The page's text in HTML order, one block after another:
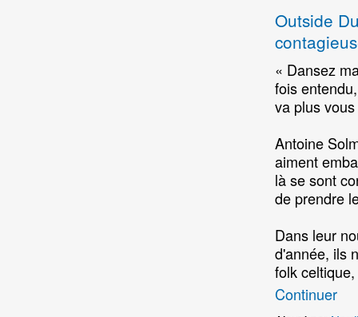
Outside
« Dansez
fois
va plus
Antoine
aiment
là se sont
de prendre
Dans leur
d'année, ils
folk
Continuer